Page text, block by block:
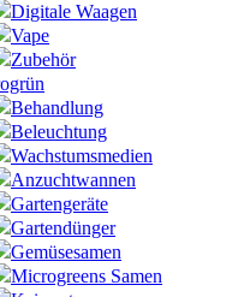
Digitale Waagen
Vape
Zubehör
Behandlung
Beleuchtung
Wachstumsmedien
Anzuchtwannen
Gartengeräte
Gartendünger
Gemüsesamen
Microgreens Samen